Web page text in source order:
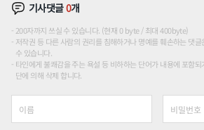
기사댓글0개
200자까지 쓰실 수 있습니다. (현재 0 byte / 최대 400byte)
저작권 등 다른 사람의 권리를 침해하거나 명예를 훼손하는 댓
수 있습니다.
타인에게 불쾌감을 주는 욕설 등 비하하는 단어가 내용에 포함
단에 의해 삭제 합니다.